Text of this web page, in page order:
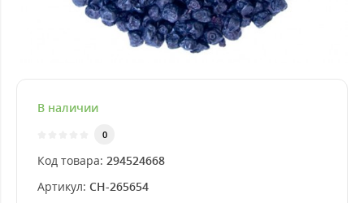
В наличии
0
Код товара: 294524668
Артикул: CH-265654